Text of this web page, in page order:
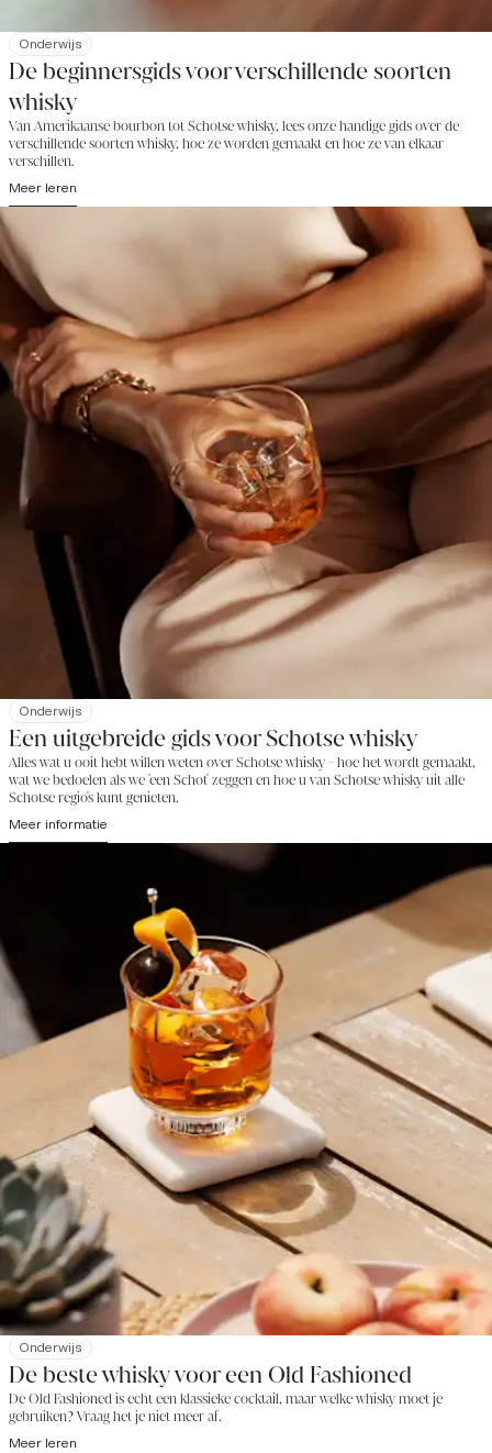
Onderwijs
De beginnersgids voor verschillende soorten
whisky
Van Amerikaanse bourbon tot Schotse whisky, lees onze handige gids over de
verschillende soorten whisky, hoe ze worden gemaakt en hoe ze van elkaar
verschillen.
Meer leren
Onderwijs
Een uitgebreide gids voor Schotse whisky
Alles wat u ooit hebt willen weten over Schotse whisky - hoe het wordt gemaakt,
wat we bedoelen als we 'een Schot' zeggen en hoe u van Schotse whisky uit alle
Schotse regio's kunt genieten.
Meer informatie
Onderwijs
De beste whisky voor een Old Fashioned
De Old Fashioned is echt een klassieke cocktail, maar welke whisky moet je
gebruiken? Vraag het je niet meer af.
Meer leren